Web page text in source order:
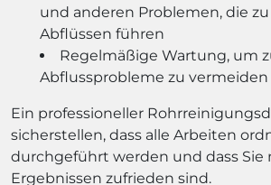
und anderen Problemen, die
Abflüssen führen
Regelmäßige Wartung, um
Abflussprobleme zu vermeiden
Ein professioneller
sicherstellen, dass alle Arbeiten
durchgeführt werden und dass Sie
Ergebnissen zufrieden sind.